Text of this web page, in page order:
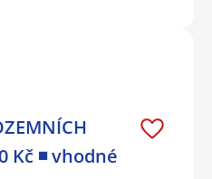
Kč ◾ vhodné